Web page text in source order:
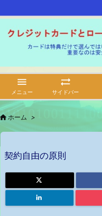

メニュー

サイドバー
ホーム >
契約自由の原則